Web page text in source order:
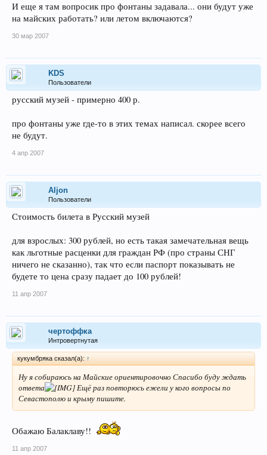
И еще я там вопросик про фонтаны задавала... они будут уже
на майских работать? или летом включаются?
30 мар 2007
KDS
Пользователи
русский музей - примерно 400 р.
про фонтаны уже где-то в этих темах написал. скорее всего
не будут.
4 апр 2007
Aljon
Пользователи
Стоимость билета в Русский музей
для взрослых: 300 рублей, но есть такая замечательная вещь
как льготные расценки для граждан РФ (про страны СНГ
ничего не сказанно), так что если паспорт показывать не
будете то цена сразу падает до 100 рублей!
11 апр 2007
чертоффка
Интровертнутая
кукумбряка сказал(а): ↑
Ну я собираюсь на Майские ориентировочно Спасибо буду ждать
ответа
Ещё раз повторюсь ежели у кого вопросы по
Севастополю и крыму пишите.
Обажаю Балаклаву!!
11 апр 2007